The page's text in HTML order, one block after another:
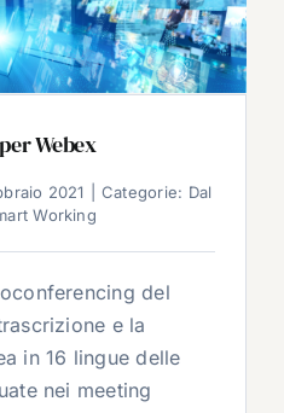
Webex
2021 Categorie: Dal
Working
del
e la
in 16 lingue delle
nei meeting